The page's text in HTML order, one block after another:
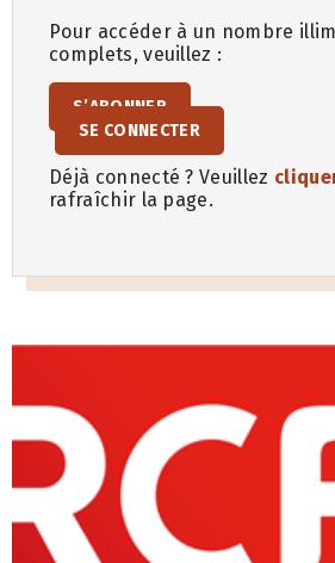
Pour accéder à un nombre
complets, veuillez :
S’ABONNER
SE CONNECTER
Déjà connecté ? Veuillez
rafraîchir la page.